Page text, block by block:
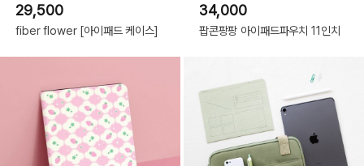
29,500
fiber flower [아이패드 케이스]
34,000
팝콘팡팡 아이패드파우치 11인치